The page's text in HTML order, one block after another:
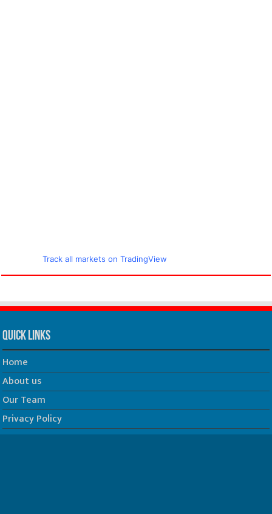
Track all markets on TradingView
Quick Links
Home
About us
Our Team
Privacy Policy
Contact us